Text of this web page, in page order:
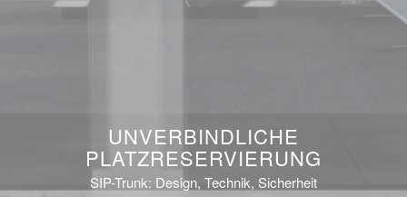
UNVERBINDLICHE
PLATZRESERVIERUNG
SIP-Trunk: Design, Technik, Sicherheit